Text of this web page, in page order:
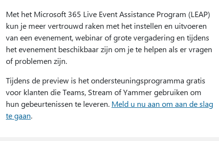
Met het Microsoft 365 Live Event Assistance Program (LEAP)
kun je meer vertrouwd raken met het instellen en uitvoeren
van een evenement, webinar of grote vergadering en tijdens
het evenement beschikbaar zijn om je te helpen als er vragen
of problemen zijn.
Tijdens de preview is het ondersteuningsprogramma gratis
voor klanten die Teams, Stream of Yammer gebruiken om
hun gebeurtenissen te leveren. Meld u nu aan om aan de slag
te gaan.